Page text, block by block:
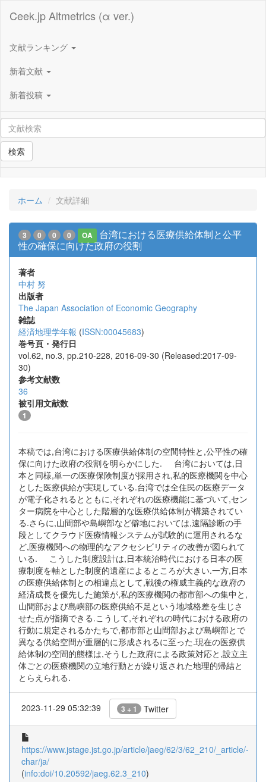
Ceek.jp Altmetrics (α ver.)
文献ランキング
新着文献
新着投稿
検索
ホーム 文献詳細
3 0 0 0 OA
台湾における医療供給体制と公平
性の確保に向けた政府の役割
著者
中村 努
出版者
The Japan Association of Economic Geography
雑誌
経済地理学年報 (ISSN:00045683)
巻号頁・発行日
vol.62, no.3, pp.210-228, 2016-09-30 (Released:2017-09-
30)
参考文献数
36
被引用文献数
1
本稿では,台湾における医療供給体制の空間特性と,公平性の確
保に向けた政府の役割を明らかにした. 台湾においては,日
本と同様,単一の医療保険制度が採用され,私的医療機関を中心
とした医療供給が実現している.台湾では全住民の医療データ
が電子化されるとともに,それぞれの医療機能に基づいて,セン
ター病院を中心とした階層的な医療供給体制が構築されてい
る.さらに,山間部や島嶼部など僻地においては,遠隔診断の手
段としてクラウド医療情報システムが試験的に運用されるな
ど,医療機関への物理的なアクセシビリティの改善が図られて
いる. こうした制度設計は,日本統治時代における日本の医
療制度を軸とした制度的遺産によるところが大きい.一方,日本
の医療供給体制との相違点として,戦後の権威主義的な政府の
経済成長を優先した施策が,私的医療機関の都市部への集中と,
山間部および島嶼部の医療供給不足という地域格差を生じさ
せた点が指摘できる.こうして,それぞれの時代における政府の
行動に規定されるかたちで,都市部と山間部および島嶼部とで
異なる供給空間が重層的に形成されるに至った.現在の医療供
給体制の空間的態様は,そうした政府による政策対応と,設立主
体ごとの医療機関の立地行動とが繰り返された地理的帰結と
とらえられる.
2023-11-29 05:32:39 3 + 1 Twitter
https://www.jstage.jst.go.jp/article/jaeg/62/3/62_210/_article/-
char/ja/
(info:doi/10.20592/jaeg.62.3_210)